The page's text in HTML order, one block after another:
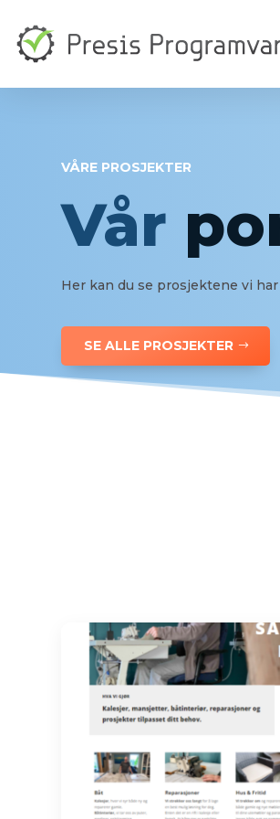
VÅRE PROSJEKTER
Vår
Her kan du se prosjektene vi
SE ALLE PROSJEKTER